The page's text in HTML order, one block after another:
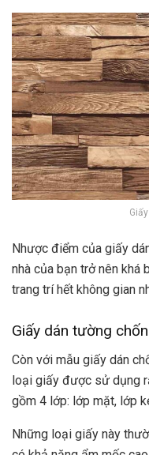
Nhược điểm của giấy
nhà của bạn trở nên khá
trang trí hết không gian
Giấy dán tường
Còn với mẫu giấy dán
loại giấy được sử dụng
gồm 4 lớp: lớp mặt, lớp
Những loại giấy này